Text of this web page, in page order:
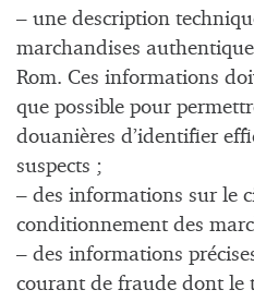
– une description
marchandises
Rom. Ces informations
que possible pour
douanières d’identifier
suspects ;
– des informations sur le
conditionnement des
– des informations
courant de fraude dont le